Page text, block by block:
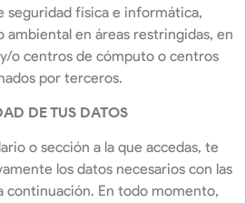
seguridad física e informática,
ambiental en áreas restringidas, en
o centros de cómputo o centros
por terceros.
DE TUS DATOS
o sección a la que accedas, te
los datos necesarios con las
continuación. En todo momento,